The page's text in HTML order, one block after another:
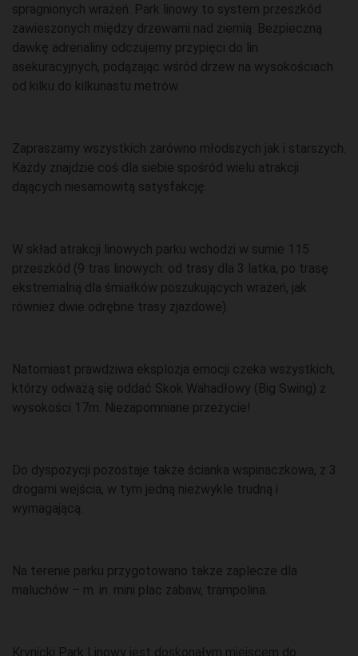
spragnionych wrażeń. Park linowy to system przeszkód
zawieszonych między drzewami nad ziemią. Bezpieczną
dawkę adrenaliny odczujemy przypięci do lin
asekuracyjnych, podążając wśród drzew na wysokościach
od kilku do kilkunastu metrów.
Zapraszamy wszystkich zarówno młodszych jak i starszych.
Każdy znajdzie coś dla siebie spośród wielu atrakcji
dających niesamowitą satysfakcję.
W skład atrakcji linowych parku wchodzi w sumie 115
przeszkód (9 tras linowych: od trasy dla 3 latka, po trasę
ekstremalną dla śmiałków poszukujących wrażeń, jak
również dwie odrębne trasy zjazdowe).
Natomiast prawdziwa eksplozja emocji czeka wszystkich,
którzy odważą się oddać Skok Wahadłowy (Big Swing) z
wysokości 17m. Niezapomniane przeżycie!
Do dyspozycji pozostaje także ścianka wspinaczkowa, z 3
drogami wejścia, w tym jedną niezwykle trudną i
wymagającą.
Na terenie parku przygotowano także zaplecze dla
maluchów – m. in. mini plac zabaw, trampolina.
Krynicki Park Linowy jest doskonałym miejscem do